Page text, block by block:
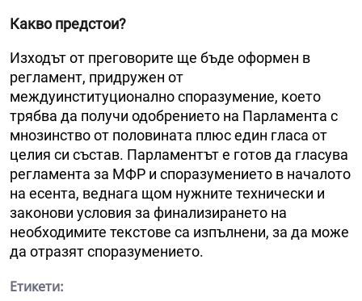
Какво предстои?
Изходът от преговорите ще бъде оформен в
регламент, придружен от
междуинституционално споразумение, което
трябва да получи одобрението на Парламента с
мнозинство от половината плюс един гласа от
целия си състав. Парламентът е готов да гласува
регламента за МФР и споразумението в началото
на есента, веднага щом нужните технически и
законови условия за финализирането на
необходимите текстове са изпълнени, за да може
да отразят споразумението.
Етикети: